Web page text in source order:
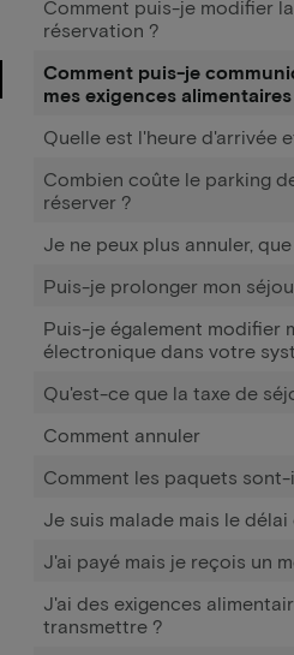
Comment puis-je modifier
réservation ?
Comment puis-je
mes exigences alimentaires
Quelle est l'heure d'arrivée
Combien coûte le parking
réserver ?
Je ne peux plus annuler,
Puis-je prolonger mon
Puis-je également modifier
électronique dans votre
Qu'est-ce que la taxe de
Comment annuler
Comment les paquets
Je suis malade mais le
J'ai payé mais je reçois un
J'ai des exigences
transmettre ?